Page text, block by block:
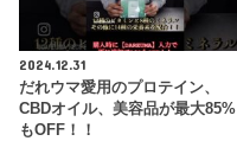
2024.12.31
だれウマ愛用のプロテイン、
CBDオイル、美容品が最大85%
もOFF！！